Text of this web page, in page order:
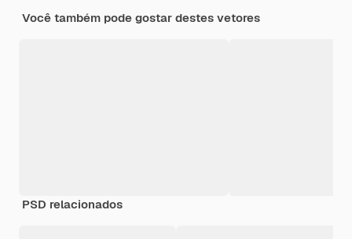
Você também pode gostar destes vetores
PSD relacionados